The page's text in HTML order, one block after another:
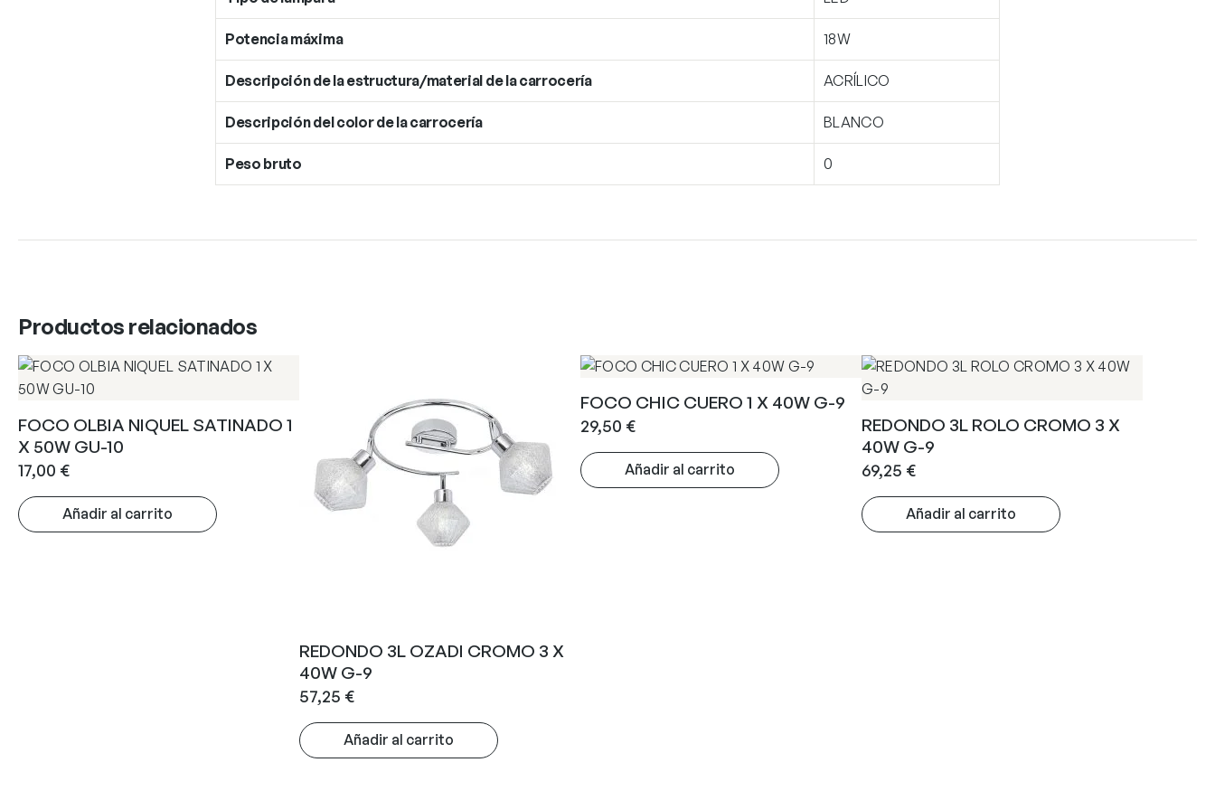
Potencia máxima 18W
Descripción de la estructura/material de la carrocería ACRÍLICO
Descripción del color de la carrocería BLANCO
Peso bruto 0
Productos relacionados
FOCO OLBIA NIQUEL SATINADO 1
X 50W GU-10
17,00 €
Añadir al carrito
REDONDO 3L OZADI CROMO 3 X
40W G-9
57,25 €
Añadir al carrito
FOCO CHIC CUERO 1 X 40W G-9
29,50 €
Añadir al carrito
REDONDO 3L ROLO CROMO 3 X
40W G-9
69,25 €
Añadir al carrito